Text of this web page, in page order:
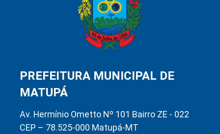
PREFEITURA MUNICIPAL DE
MATUPÁ
Av. Hermínio Ometto Nº 101 Bairro ZE - 022
CEP – 78.525-000 Matupá-MT